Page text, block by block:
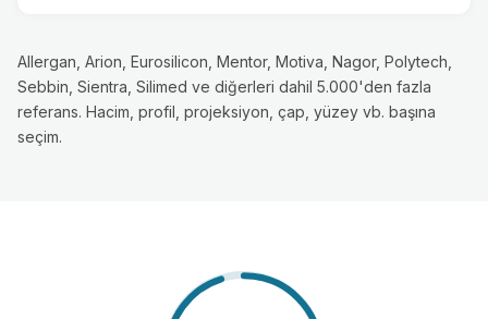
Allergan, Arion, Eurosilicon, Mentor, Motiva, Nagor, Polytech,
Sebbin, Sientra, Silimed ve diğerleri dahil 5.000'den fazla
referans. Hacim, profil, projeksiyon, çap, yüzey vb. başına
seçim.